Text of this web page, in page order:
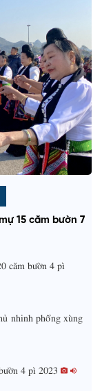
15 căm bườn 7
căm bườn 4 pì
nhinh phổng xùng
4 pì 2023